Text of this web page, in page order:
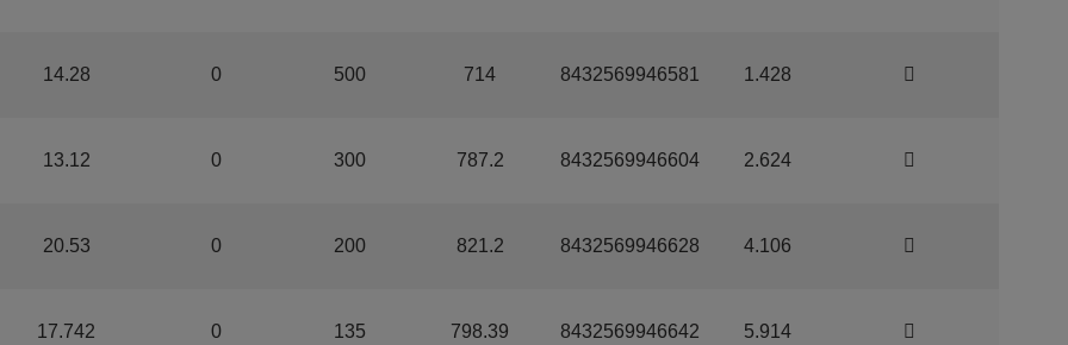
14.28 0 500 714 8432569946581 1.428
13.12 0 300 787.2 8432569946604 2.624
20.53 0 200 821.2 8432569946628 4.106
17.742 0 135 798.39 8432569946642 5.914